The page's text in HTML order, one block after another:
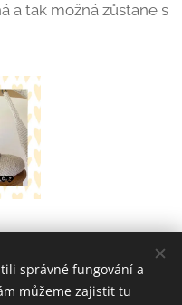
a tak možná zůstane s
správné fungování a
můžeme zajistit tu